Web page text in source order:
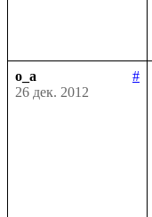
o_a
#
26 дек. 2012